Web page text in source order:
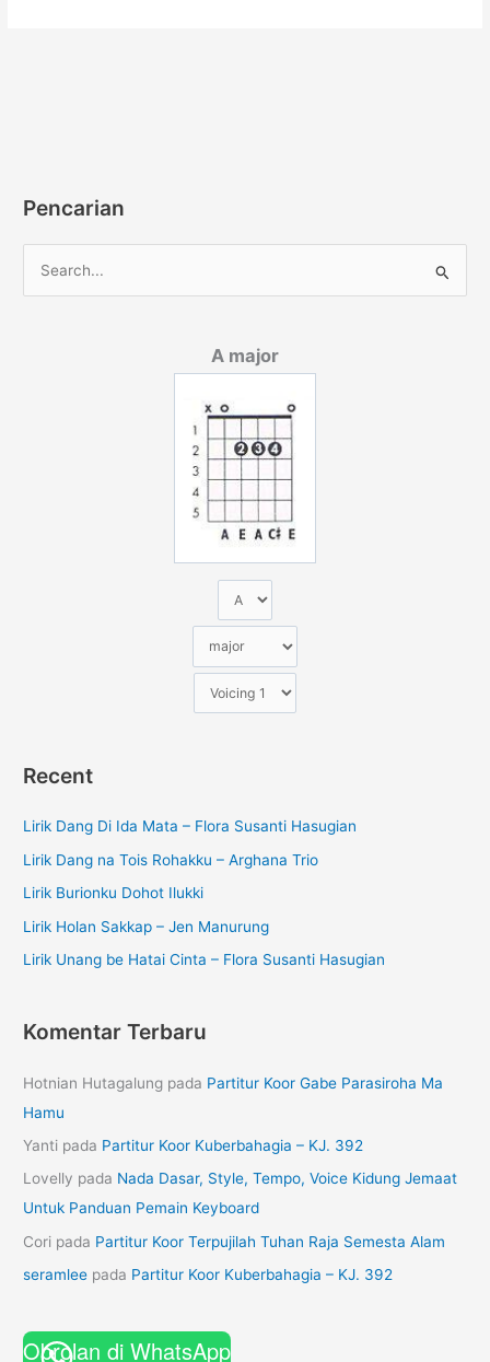
Pencarian
A major
Recent
Lirik Dang Di Ida Mata – Flora Susanti Hasugian
Lirik Dang na Tois Rohakku – Arghana Trio
Lirik Burionku Dohot Ilukki
Lirik Holan Sakkap – Jen Manurung
Lirik Unang be Hatai Cinta – Flora Susanti Hasugian
Komentar Terbaru
Hotnian Hutagalung pada Partitur Koor Gabe Parasiroha Ma
Hamu
Yanti pada Partitur Koor Kuberbahagia – KJ. 392
Lovelly pada Nada Dasar, Style, Tempo, Voice Kidung Jemaat
Untuk Panduan Pemain Keyboard
Cori pada Partitur Koor Terpujilah Tuhan Raja Semesta Alam
seramlee pada Partitur Koor Kuberbahagia – KJ. 392
Obrolan di WhatsApp